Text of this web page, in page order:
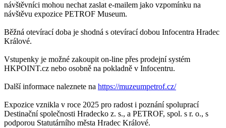
návštěvníci mohou nechat zaslat e-mailem jako vzpomínku na
návštěvu expozice PETROF Museum.
Běžná otevírací doba je shodná s otevírací dobou Infocentra Hradec
Králové.
Vstupenky je možné zakoupit on-line přes prodejní systém
HKPOINT.cz nebo osobně na pokladně v Infocentru.
Další informace naleznete na https://muzeumpetrof.cz/
Expozice vznikla v roce 2025 pro radost i poznání spoluprací
Destinační společnosti Hradecko z. s., a PETROF, spol. s r. o., s
podporou Statutárního města Hradec Králové.